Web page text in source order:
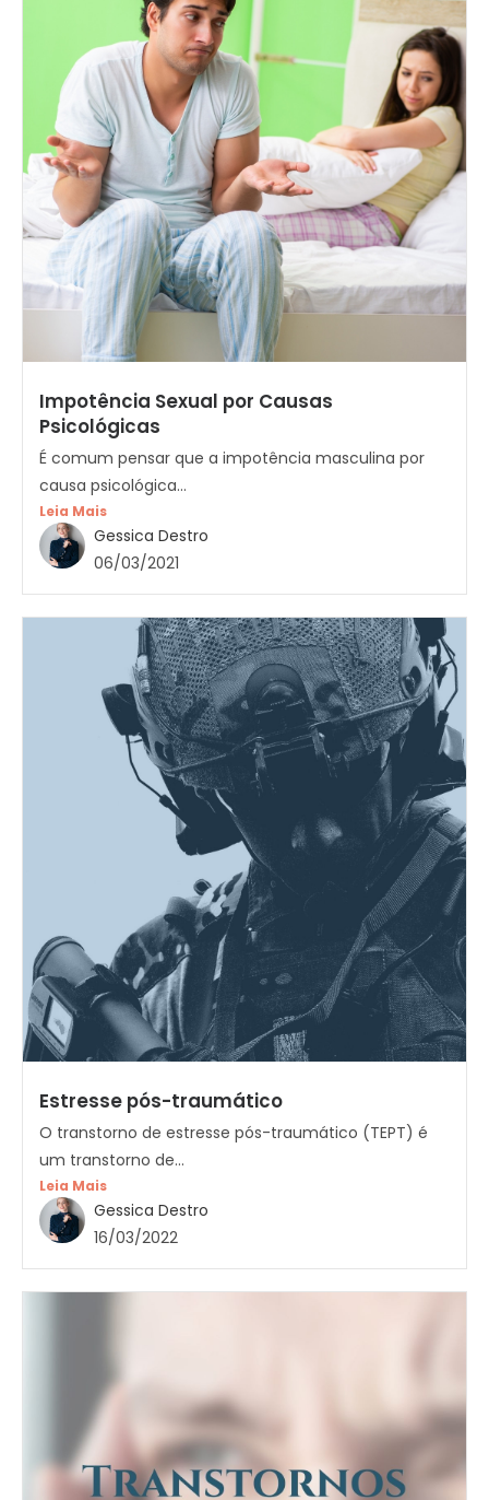
Impotência Sexual por Causas
Psicológicas
É comum pensar que a impotência masculina por
causa psicológica...
Leia Mais
Gessica Destro
06/03/2021
Estresse pós-traumático
O transtorno de estresse pós-traumático (TEPT) é
um transtorno de...
Leia Mais
Gessica Destro
16/03/2022